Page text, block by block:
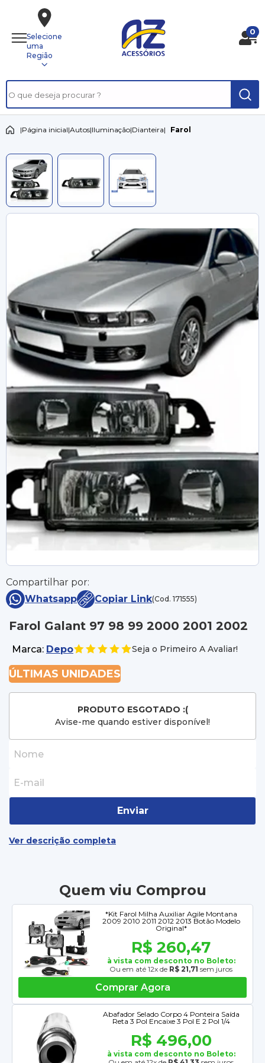
Selecione
uma
Região
0
|Página inicial|Autos|Iluminação|Dianteira| Farol
Compartilhar por:
Whatsapp
Copiar Link(Cod. 171555)
Farol Galant 97 98 99 2000 2001 2002
Marca: Depo Seja o Primeiro A Avaliar!
ÚLTIMAS UNIDADES
PRODUTO ESGOTADO :(
Avise-me quando estiver disponível!
Enviar
Ver descrição completa
Quem viu Comprou
*Kit Farol Milha Auxiliar Agile Montana
2009 2010 2011 2012 2013 Botão Modelo
Original*
R$ 260,47
à vista com desconto no Boleto:
Ou em até 12x de R$ 21,71 sem juros
Comprar Agora
Abafador Selado Corpo 4 Ponteira Saída
Reta 3 Pol Encaixe 3 Pol E 2 Pol 1/4
R$ 496,00
à vista com desconto no Boleto: